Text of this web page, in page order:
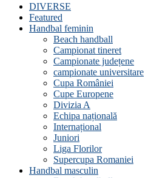
DIVERSE
Featured
Handbal feminin
Beach handball
Campionat tineret
Campionate județene
campionate universitare
Cupa României
Cupe Europene
Divizia A
Echipa națională
Internațional
Juniori
Liga Florilor
Supercupa Romaniei
Handbal masculin